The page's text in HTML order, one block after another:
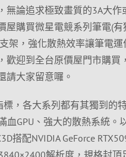
無論追求極致畫質的3A大
購買微星電競系列筆電(
架，強化散熱效率讓筆電
歡迎到全台原價屋門市購買
請大家留意囉。
，各大系列都有其獨到的
GPU、強大的散熱系統。
搭配NVIDIA GeForce
解析度，規格封頂